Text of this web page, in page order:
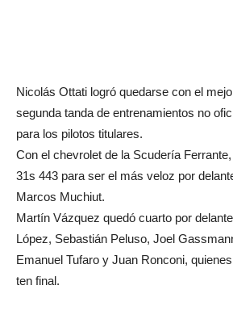
Nicolás Ottati logró quedarse con el
segunda tanda de entrenamientos no
para los pilotos titulares.
Con el chevrolet de la Scudería
31s 443 para ser el más veloz por
Marcos Muchiut.
Martín Vázquez quedó cuarto por
López, Sebastián Peluso, Joel
Emanuel Tufaro y Juan Ronconi,
ten final.